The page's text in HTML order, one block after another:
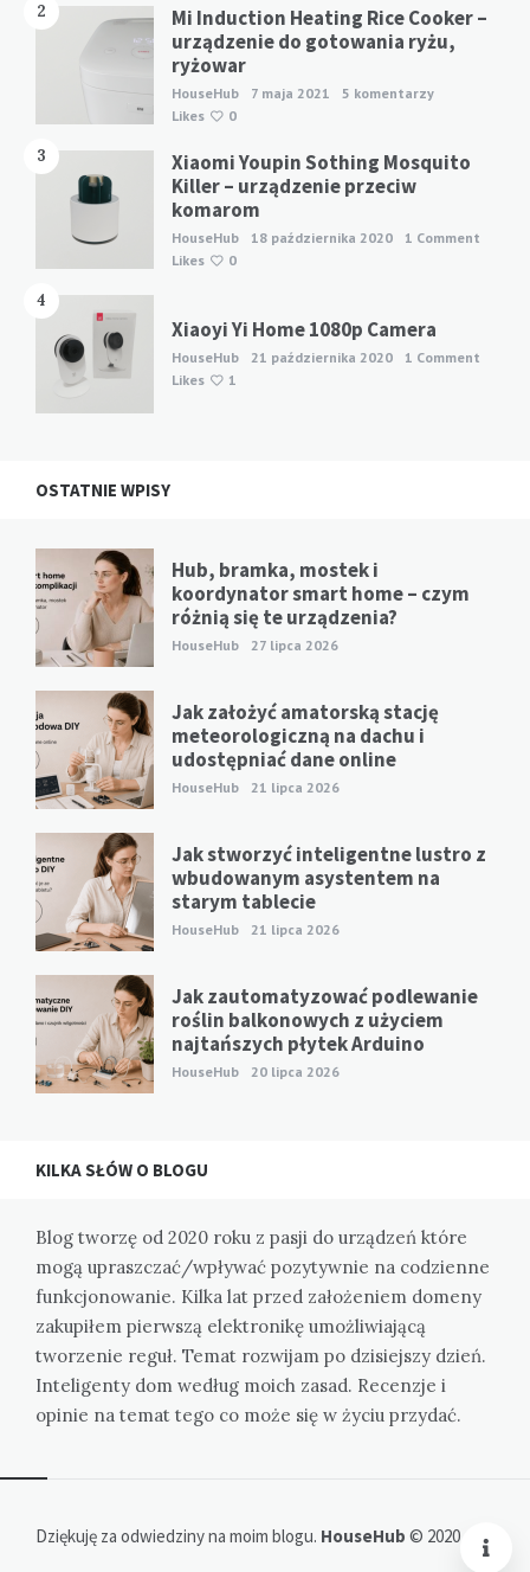
2
Mi Induction Heating Rice Cooker –
urządzenie do gotowania ryżu,
ryżowar
HouseHub 7 maja 2021
5 komentarzy
Likes
0
3
Xiaomi Youpin Sothing Mosquito
Killer – urządzenie przeciw
komarom
HouseHub 18 października 2020
1 Comment
Likes
0
4
Xiaoyi Yi Home 1080p Camera
HouseHub 21 października 2020
1 Comment
Likes
1
OSTATNIE WPISY
Hub, bramka, mostek i
koordynator smart home – czym
różnią się te urządzenia?
HouseHub 27 lipca 2026
Jak założyć amatorską stację
meteorologiczną na dachu i
udostępniać dane online
HouseHub 21 lipca 2026
Jak stworzyć inteligentne lustro z
wbudowanym asystentem na
starym tablecie
HouseHub 21 lipca 2026
Jak zautomatyzować podlewanie
roślin balkonowych z użyciem
najtańszych płytek Arduino
HouseHub 20 lipca 2026
KILKA SŁÓW O BLOGU
Blog tworzę od 2020 roku z pasji do urządzeń które
mogą upraszczać/wpływać pozytywnie na codzienne
funkcjonowanie. Kilka lat przed założeniem domeny
zakupiłem pierwszą elektronikę umożliwiającą
tworzenie reguł. Temat rozwijam po dzisiejszy dzień.
Inteligenty dom według moich zasad. Recenzje i
opinie na temat tego co może się w życiu przydać.
Dziękuję za odwiedziny na moim blogu. HouseHub © 2020